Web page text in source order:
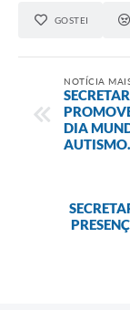
GOSTEI
NOTÍCIA
DIA
AUTISMO.